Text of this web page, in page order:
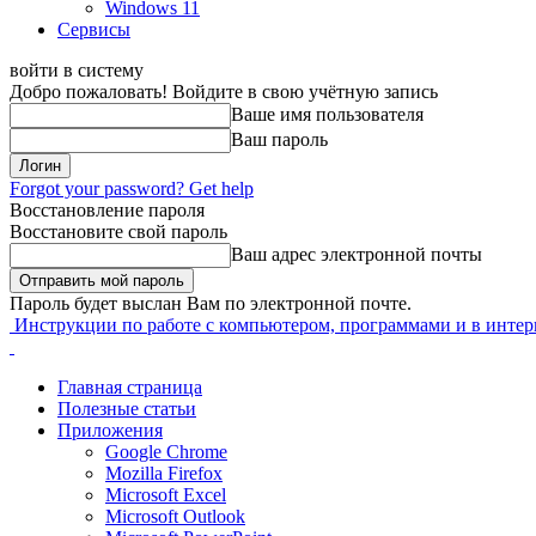
Windows 11
Сервисы
войти в систему
Добро пожаловать! Войдите в свою учётную запись
Ваше имя пользователя
Ваш пароль
Forgot your password? Get help
Восстановление пароля
Восстановите свой пароль
Ваш адрес электронной почты
Пароль будет выслан Вам по электронной почте.
Инструкции по работе с компьютером, программами и в
Главная страница
Полезные статьи
Приложения
Google Chrome
Mozilla Firefox
Microsoft Excel
Microsoft Outlook